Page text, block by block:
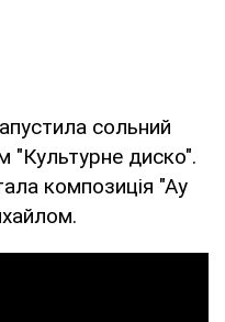
сольний
"Культурне диско".
композиція "Ау